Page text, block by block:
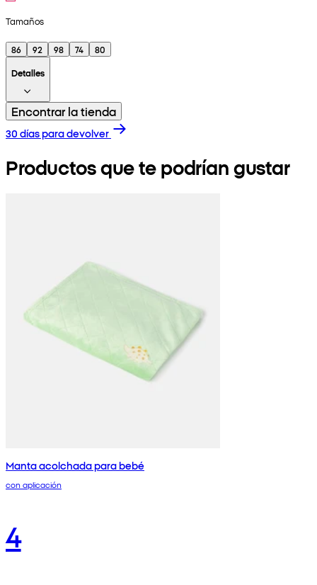
Tamaños
86 92 98 74
80
Detalles
Encontrar la tienda
30 días para devolver
Productos que te podrían gustar
Manta acolchada para bebé
con aplicación
4